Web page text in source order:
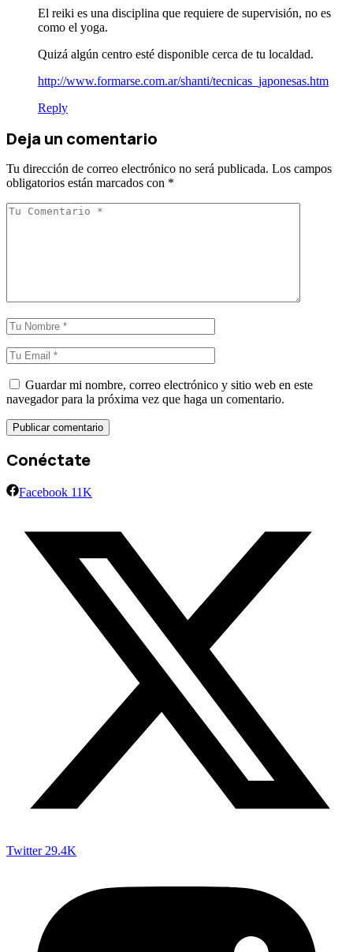
El reiki es una disciplina que requiere de supervisión, no es
como el yoga.
Quizá algún centro esté disponible cerca de tu localdad.
http://www.formarse.com.ar/shanti/tecnicas_japonesas.htm
Reply
Deja un comentario
Tu dirección de correo electrónico no será publicada. Los campos
obligatorios están marcados con *
Guardar mi nombre, correo electrónico y sitio web en este
navegador para la próxima vez que haga un comentario.
Conéctate
Facebook 11K
Twitter 29.4K